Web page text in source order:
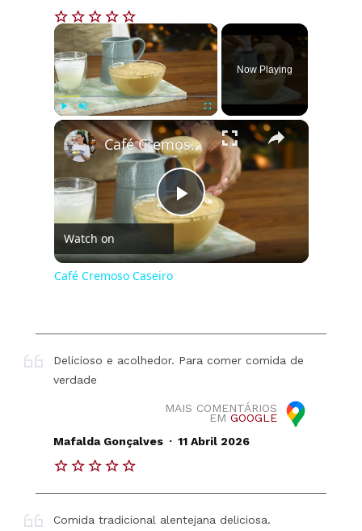
×
Play Unmute Fullscreen
Now Playing
×
Play
Video
Café Cremoso Caseiro
Watch on
Café Cremoso Caseiro
Delicioso e acolhedor. Para comer comida de
verdade
MAIS COMENTÁRIOS
EM GOOGLE
Mafalda Gonçalves . 11 Abril 2026
Comida tradicional alentejana deliciosa.